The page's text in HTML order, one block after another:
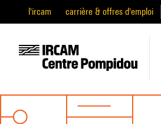
l'ircam carrière & offres d'emploi